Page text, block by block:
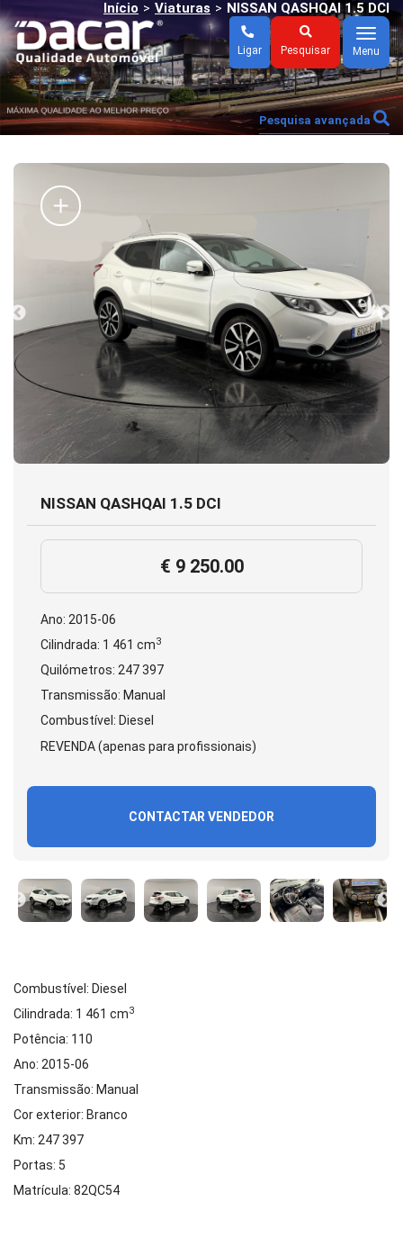
Pesquisar
Ligar
Menu
Menu
Início > Viaturas > NISSAN QASHQAI 1.5 DCI
Pesquisa avançada
NISSAN QASHQAI 1.5 DCI
€ 9 250.00
Ano: 2015-06
Cilindrada: 1 461 cm3
Quilómetros: 247 397
Transmissão: Manual
Combustível: Diesel
REVENDA (apenas para profissionais)
CONTACTAR VENDEDOR
Combustível: Diesel
Cilindrada: 1 461 cm3
Potência: 110
Ano: 2015-06
Transmissão: Manual
Cor exterior: Branco
Km: 247 397
Portas: 5
Matrícula: 82QC54